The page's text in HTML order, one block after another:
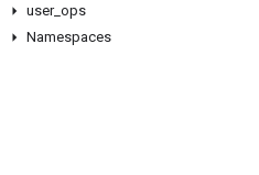
user_ ops
Namespaces